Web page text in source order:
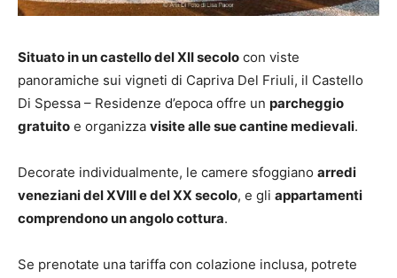
Situato in un castello del XII secolo con viste
panoramiche sui vigneti di Capriva Del Friuli, il Castello
Di Spessa – Residenze d’epoca offre un parcheggio
gratuito e organizza visite alle sue cantine medievali.
Decorate individualmente, le camere sfoggiano arredi
veneziani del XVIII e del XX secolo, e gli appartamenti
comprendono un angolo cottura.
Se prenotate una tariffa con colazione inclusa, potrete